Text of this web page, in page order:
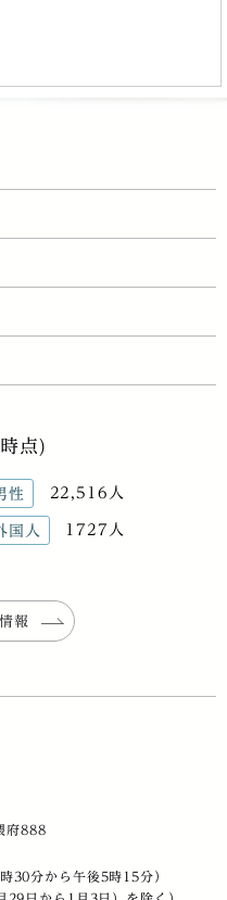
点)
性 22,516人
国人 1727人
報
府888
30分から午後5時15分）